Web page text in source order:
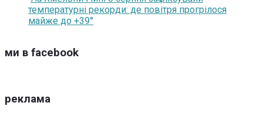
температурні рекорди: де повітря прогрілося
майже до +39°
ми в facebook
реклама